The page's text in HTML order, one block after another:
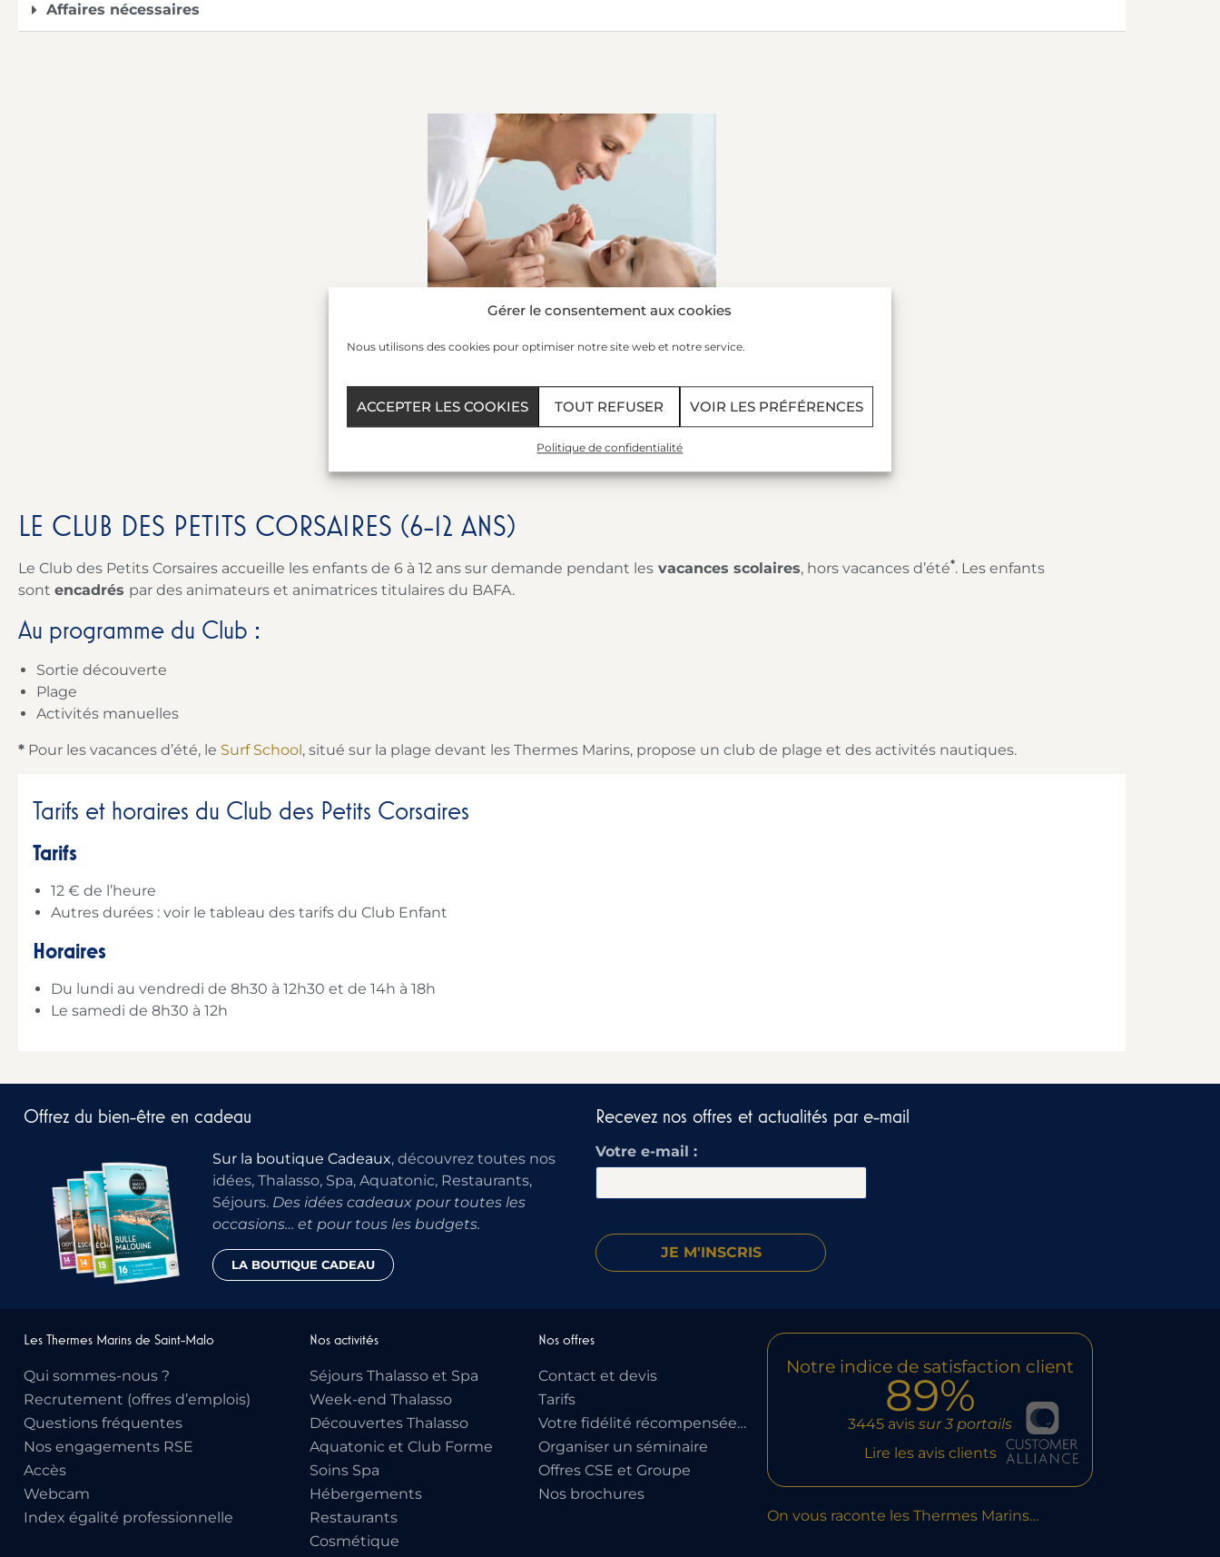
Gérer le consentement aux cookies
Nous utilisons des cookies pour optimiser notre site web et notre service.
ACCEPTER LES COOKIES TOUT REFUSER VOIR LES PRÉFÉRENCES
Politique de confidentialité
Affaires nécessaires
Durant votre séjour « Mer&Maman Bébé »,
voici quelques informations qui vous seront utiles !
LE CLUB DES PETITS CORSAIRES (6-12 ANS)
Le Club des Petits Corsaires accueille les enfants de 6 à 12 ans sur demande pendant les vacances scolaires, hors vacances d’été*. Les enfants
sont encadrés par des animateurs et animatrices titulaires du BAFA.
Au programme du Club :
Sortie découverte
Plage
Activités manuelles
* Pour les vacances d’été, le Surf School, situé sur la plage devant les Thermes Marins, propose un club de plage et des activités nautiques.
Tarifs et horaires du Club des Petits Corsaires
Tarifs
12 € de l’heure
Autres durées : voir le tableau des tarifs du Club Enfant
Horaires
Du lundi au vendredi de 8h30 à 12h30 et de 14h à 18h
Le samedi de 8h30 à 12h
Offrez du bien-être en cadeau
Sur la boutique Cadeaux, découvrez toutes nos
idées, Thalasso, Spa, Aquatonic, Restaurants,
Séjours. Des idées cadeaux pour toutes les
occasions… et pour tous les budgets.
LA BOUTIQUE CADEAU
Recevez nos offres et actualités par e-mail​
Votre e-mail :
Les Thermes Marins de Saint-Malo
Qui sommes-nous ?
Recrutement (offres d’emplois)
Questions fréquentes
Nos engagements RSE
Accès
Webcam
Index égalité professionnelle
Nos activités
Séjours Thalasso et Spa
Week-end Thalasso
Découvertes Thalasso
Aquatonic et Club Forme
Soins Spa
Hébergements
Restaurants
Cosmétique
Nos offres
Contact et devis
Tarifs
Votre fidélité récompensée…
Organiser un séminaire
Offres CSE et Groupe
Nos brochures
Notre indice de satisfaction client
89%
3445 avis sur 3 portails
Lire les avis clients
On vous raconte les Thermes Marins…